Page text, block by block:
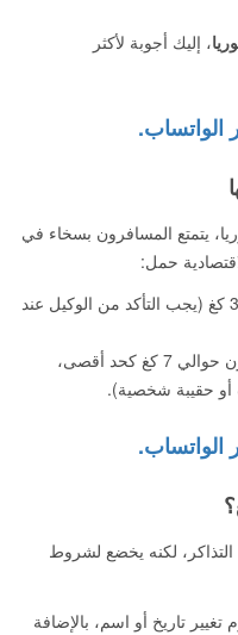
، إليك أجوبة لأكثر
الواتساب.
يتمتع المسافرون بسخاء في
حمل:
تتراوح بين 20 إلى 30 كغ (يجب التأكد من الوكيل عند
حقيبة واحدة تزن حوالي 7 كغ كحد أقصى،
أو حقيبة شخصية).
الواتساب.
لكنه يخضع لشروط
تاريخ أو اسم، بالإضافة